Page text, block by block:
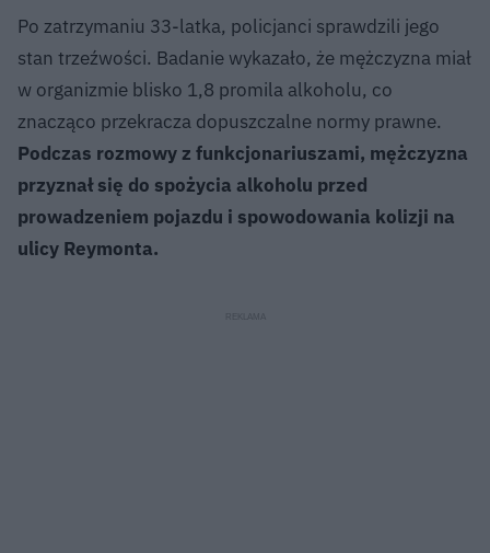
Po zatrzymaniu 33-latka, policjanci sprawdzili jego
stan trzeźwości. Badanie wykazało, że mężczyzna miał
w organizmie blisko 1,8 promila alkoholu, co
znacząco przekracza dopuszczalne normy prawne.
Podczas rozmowy z funkcjonariuszami, mężczyzna
przyznał się do spożycia alkoholu przed
prowadzeniem pojazdu i spowodowania kolizji na
ulicy Reymonta.